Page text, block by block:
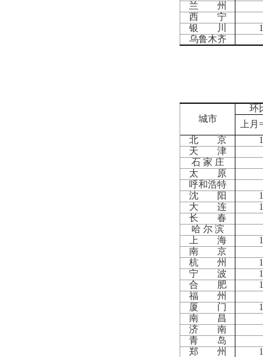
兰 州
西 宁
银 川
乌鲁木齐
城市
环
上月
北 京
天 津
石 家 庄
太 原
呼和浩特
沈 阳
大 连
长 春
哈 尔 滨
上 海
南 京
杭 州
宁 波
合 肥
福 州
厦 门
南 昌
济 南
青 岛
郑 州